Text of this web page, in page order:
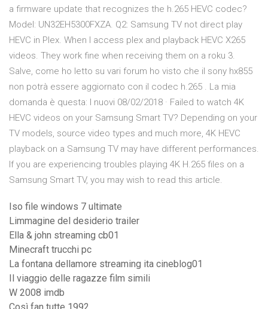
a firmware update that recognizes the h.265 HEVC codec?
Model: UN32EH5300FXZA. Q2: Samsung TV not direct play
HEVC in Plex. When I access plex and playback HEVC X265
videos. They work fine when receiving them on a roku 3.
Salve, come ho letto su vari forum ho visto che il sony hx855
non potrà essere aggiornato con il codec h.265 . La mia
domanda è questa: I nuovi 08/02/2018 · Failed to watch 4K
HEVC videos on your Samsung Smart TV? Depending on your
TV models, source video types and much more, 4K HEVC
playback on a Samsung TV may have different performances.
If you are experiencing troubles playing 4K H.265 files on a
Samsung Smart TV, you may wish to read this article.
Iso file windows 7 ultimate
Limmagine del desiderio trailer
Ella & john streaming cb01
Minecraft trucchi pc
La fontana dellamore streaming ita cineblog01
Il viaggio delle ragazze film simili
W 2008 imdb